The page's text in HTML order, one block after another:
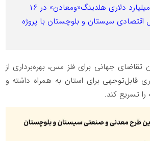
سرمایه‌گذاری ۳.۲ میلیارد دلاری هلدینگ«ومعادن» در ۱۶
اقتصادی سیستان و بلوچستان با پروژه
تقاضای جهانی برای فلز مس، بهره‌برداری از
قابل‌توجهی برای استان به همراه داشته و
تسریع کند.